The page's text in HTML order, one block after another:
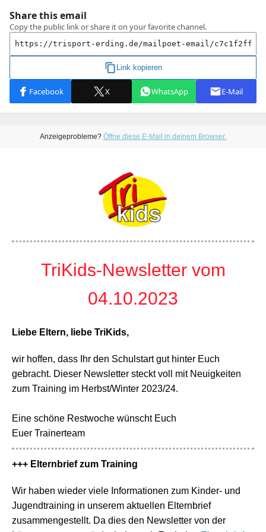
Anzeigeprobleme? Öffne diese E-Mail in deinem Browser.
TriKids-Newsletter vom
04.10.2023
Liebe Eltern, liebe TriKids,
wir hoffen, dass Ihr den Schulstart gut hinter Euch
gebracht. Dieser Newsletter steckt voll mit Neuigkeiten
zum Training im Herbst/Winter 2023/24.
Eine schöne Restwoche wünscht Euch
Euer Trainerteam
+++ Elternbrief zum Training
Wir haben wieder viele Informationen zum Kinder- und
Jugendtraining in unserem aktuellen Elternbrief
zusammengestellt. Da dies den Newsletter von der